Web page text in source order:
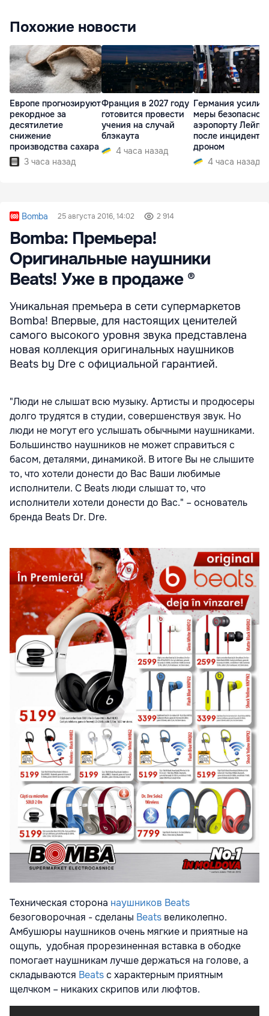
Похожие новости
Европе прогнозируют
рекордное за
десятилетие
снижение
производства сахара
3 часа назад
Франция в 2027 году
готовится провести
учения на случай
блэкаута
4 часа назад
Германия усилит
меры
аэропорту
после инцидента
дроном
4 часа назад
Bomba 25 августа 2016, 14:02 2 914
Bomba: Премьера!
Оригинальные наушники
Beats! Уже в продаже ®
Уникальная премьера в сети супермаркетов
Bomba! Впервые, для настоящих ценителей
самого высокого уровня звука представлена
новая коллекция оригинальных наушников
Beats by Drе с официальной гарантией.
"Люди не слышат всю музыку. Артисты и продюсеры
долго трудятся в студии, совершенствуя звук. Но
люди не могут его услышать обычными наушниками.
Большинство наушников не может справиться с
басом, деталями, динамикой. В итоге Вы не слышите
то, что хотели донести до Вас Ваши любимые
исполнители. С Beats люди слышат то, что
исполнители хотели донести до Вас." – основатель
бренда Beats Dr. Dre.
Техническая сторона наушников Beats
безоговорочная - сделаны Beats великолепно.
Амбушюры наушников очень мягкие и приятные на
ощупь, удобная прорезиненная вставка в ободке
помогает наушникам лучше держаться на голове, а
складываются Beatsс характерным приятным
щелчком – никаких скрипов или люфтов.